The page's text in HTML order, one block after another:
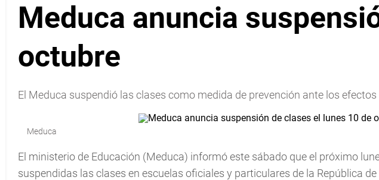
Meduca anuncia
octubre
El Meduca suspendió las clases como medida de prevención ante los
Meduca
El ministerio de Educación (Meduca) informó este sábado que el próximo
suspendidas las clases en escuelas oficiales y particulares de la República